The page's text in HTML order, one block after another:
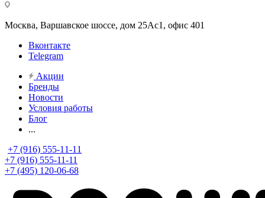
Москва, Варшавское шоссе, дом 25Аc1, офис 401
Вконтакте
Telegram
Акции
Бренды
Новости
Условия работы
Блог
...
+7 (916) 555-11-11
+7 (916) 555-11-11
+7 (495) 120-06-68